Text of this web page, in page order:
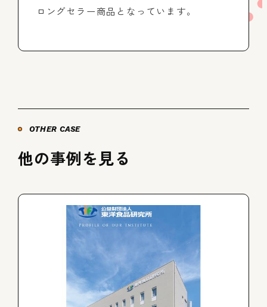
ロングセラー商品となっています。
OTHER CASE
他の事例を見る